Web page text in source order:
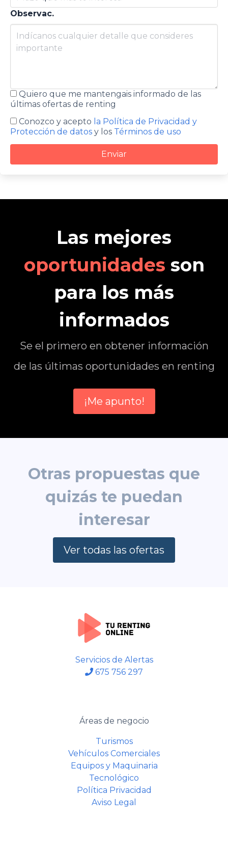
Observac.
Quiero que me mantengais informado de las
últimas ofertas de renting
Conozco y acepto la Política de Privacidad y
Protección de datos y los Términos de uso
Enviar
Las mejores
oportunidades son
para los más
informados
Se el primero en obtener información
de las últimas oportunidades en renting
¡Me apunto!
Otras propuestas que
quizás te puedan
interesar
Ver todas las ofertas
Servicios de Alertas
675 756 297
Áreas de negocio
Turismos
Vehículos Comerciales
Equipos y Maquinaria
Tecnológico
Política Privacidad
Aviso Legal